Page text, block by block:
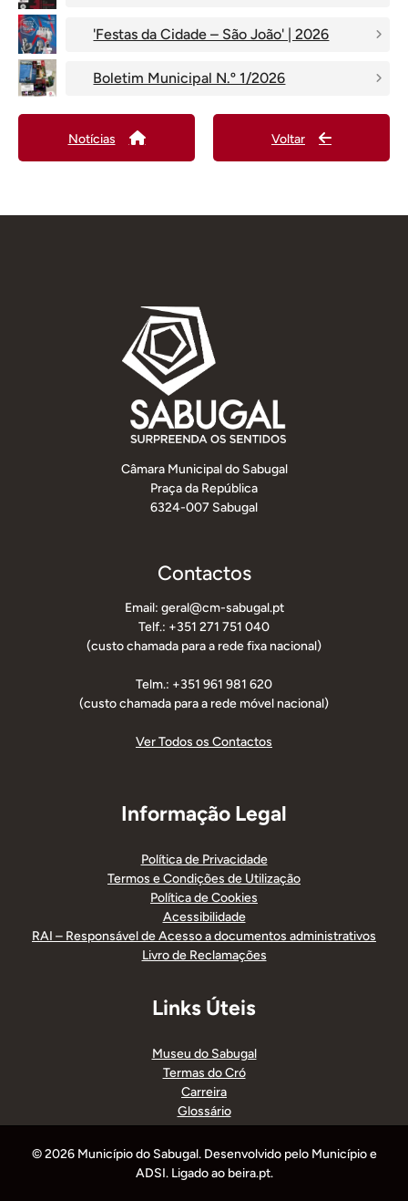
'Festas da Cidade – São João' | 2026
Boletim Municipal N.º 1/2026
Notícias Voltar
Câmara Municipal do Sabugal
Praça da República
6324-007 Sabugal
Contactos
Email: geral@cm-sabugal.pt
Telf.: +351 271 751 040
(custo chamada para a rede fixa nacional)
Telm.: +351 961 981 620
(custo chamada para a rede móvel nacional)
Ver Todos os Contactos
Informação Legal
Política de Privacidade
Termos e Condições de Utilização
Política de Cookies
Acessibilidade
RAI – Responsável de Acesso a documentos administrativos
Livro de Reclamações
Links Úteis
Museu do Sabugal
Termas do Cró
Carreira
Glossário
© 2026 Município do Sabugal. Desenvolvido pelo Município e
ADSI. Ligado ao beira.pt.